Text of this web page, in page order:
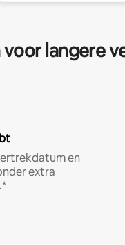
langere
en
extra